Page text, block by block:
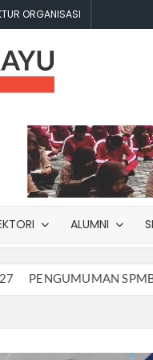
ORGANISASI
2
Excellence
ALUMNI
SPMB TAHUN